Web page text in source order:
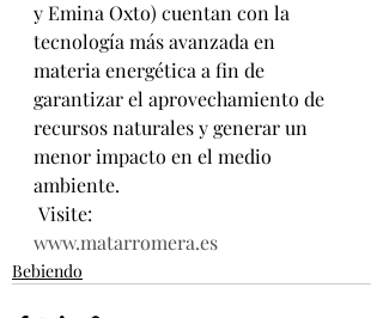
y Emina Oxto) cuentan con la
tecnología más avanzada en
materia energética a fin de
garantizar el aprovechamiento de
recursos naturales y generar un
menor impacto en el medio
ambiente.
Visite:
www.matarromera.es
Bebiendo